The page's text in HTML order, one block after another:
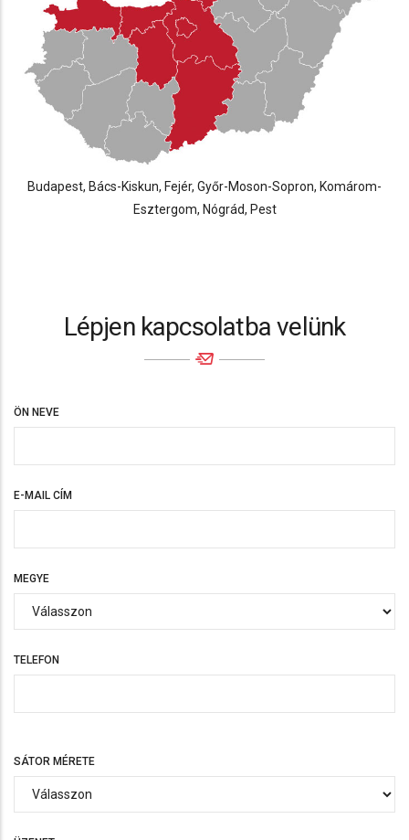
Budapest, Bács-Kiskun, Fejér, Győr-Moson-Sopron, Komárom-
Esztergom, Nógrád, Pest
Lépjen kapcsolatba velünk
ÖN NEVE
E-MAIL CÍM
MEGYE
TELEFON
SÁTOR MÉRETE